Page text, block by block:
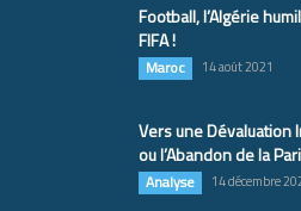
Football, l’Algérie
FIFA !
Maroc 14 août 2021
Vers une Dévaluation
ou l’Abandon de la
Analyse 14 décembre